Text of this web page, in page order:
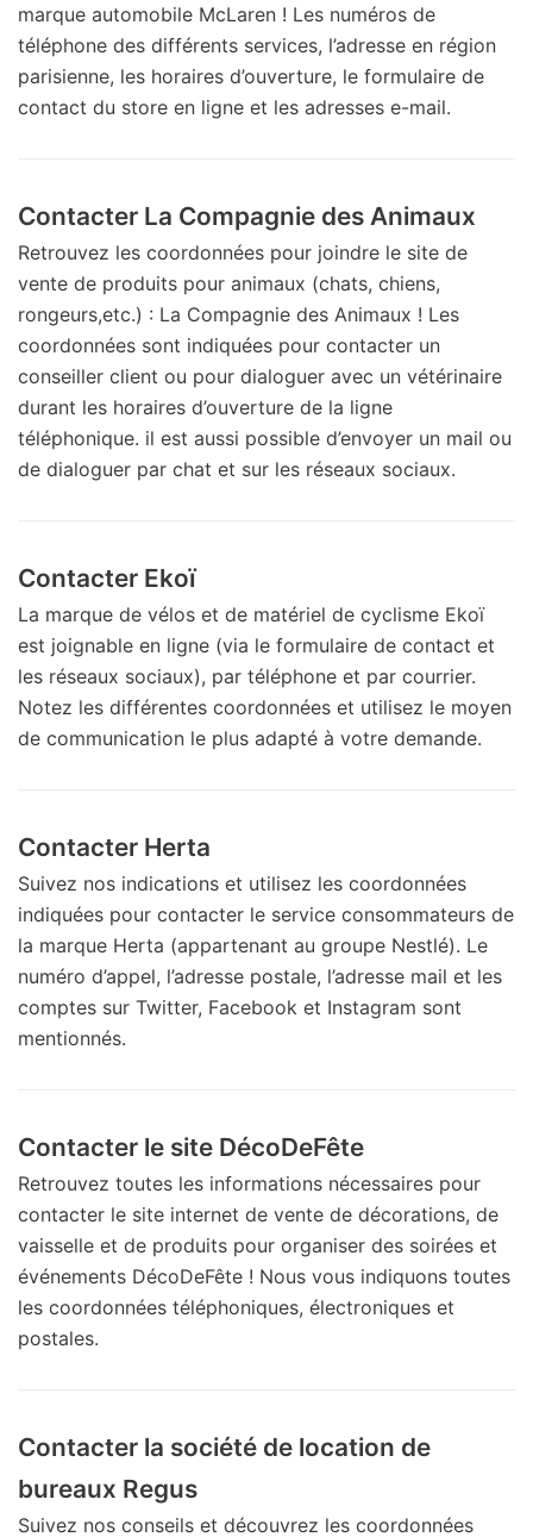
marque automobile McLaren ! Les numéros de
téléphone des différents services, l’adresse en région
parisienne, les horaires d’ouverture, le formulaire de
contact du store en ligne et les adresses e-mail.
Contacter La Compagnie des Animaux
Retrouvez les coordonnées pour joindre le site de
vente de produits pour animaux (chats, chiens,
rongeurs,etc.) : La Compagnie des Animaux ! Les
coordonnées sont indiquées pour contacter un
conseiller client ou pour dialoguer avec un vétérinaire
durant les horaires d’ouverture de la ligne
téléphonique. il est aussi possible d’envoyer un mail ou
de dialoguer par chat et sur les réseaux sociaux.
Contacter Ekoï
La marque de vélos et de matériel de cyclisme Ekoï
est joignable en ligne (via le formulaire de contact et
les réseaux sociaux), par téléphone et par courrier.
Notez les différentes coordonnées et utilisez le moyen
de communication le plus adapté à votre demande.
Contacter Herta
Suivez nos indications et utilisez les coordonnées
indiquées pour contacter le service consommateurs de
la marque Herta (appartenant au groupe Nestlé). Le
numéro d’appel, l’adresse postale, l’adresse mail et les
comptes sur Twitter, Facebook et Instagram sont
mentionnés.
Contacter le site DécoDeFête
Retrouvez toutes les informations nécessaires pour
contacter le site internet de vente de décorations, de
vaisselle et de produits pour organiser des soirées et
événements DécoDeFête ! Nous vous indiquons toutes
les coordonnées téléphoniques, électroniques et
postales.
Contacter la société de location de
bureaux Regus
Suivez nos conseils et découvrez les coordonnées